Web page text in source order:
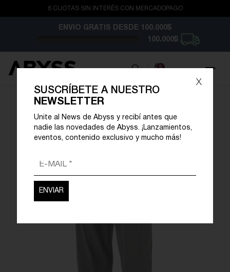
x
SUSCRÍBETE A NUESTRO
NEWSLETTER
Unite al News de Abyss y recibí antes que
nadie las novedades de Abyss. ¡Lanzamientos,
eventos, contenido exclusivo y mucho más!
6 CUOTAS SIN INTERÉS CON MERCADOPAGO
ENVIO GRATIS DESDE 100.000$
100.000$
0